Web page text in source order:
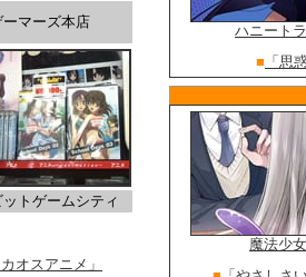
ーマーズ本店
ットゲームシティ
オスアニメ」